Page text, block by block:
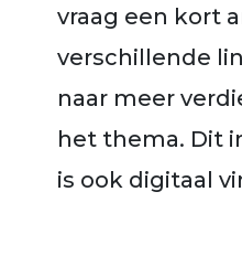
vraag een kort
verschillende
naar meer
het thema. Dit
is ook digitaal